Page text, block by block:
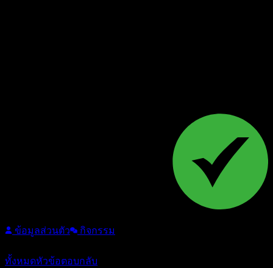
ข้อมูลส่วนตัว
กิจกรรม
ทั้งหมดหัวข้อตอบกลับ